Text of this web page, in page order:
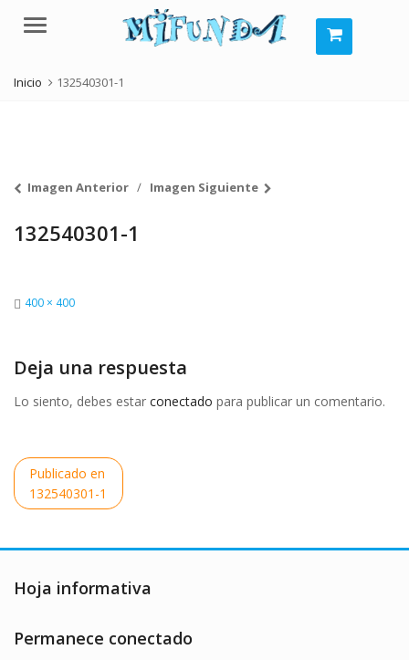
Menú
Inicio 132540301-1
Imagen Anterior Imagen Siguiente
132540301-1
Tamaño
400 × 400
Deja una respuesta
Lo siento, debes estar conectado para publicar un comentario.
Navegación
de
entradas
Publicado en
132540301-1
Hoja informativa
Permanece conectado